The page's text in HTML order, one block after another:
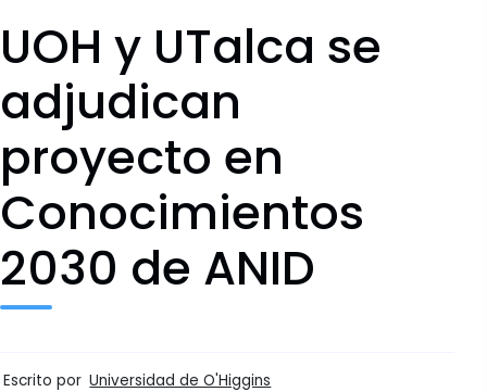
UOH y UTalca se
adjudican
proyecto en
Conocimientos
2030 de ANID
Escrito por Universidad de O'Higgins